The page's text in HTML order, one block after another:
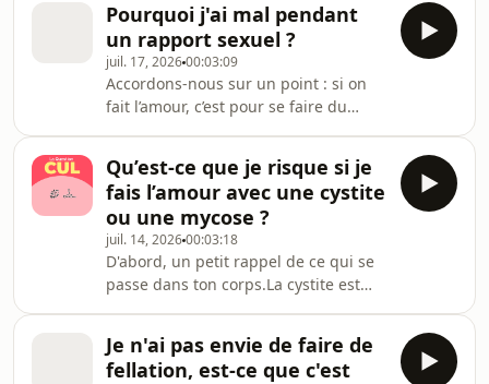
te tournes, tu vois qu’il dort déjà à
poings fermés.Le prends pas pour toi,
c’est biologique. On t’explique.
Hébergé par Audion. Visitez
https://www.audion.fm/fr/privacy-
policy pour plus d’informations.
Pourquoi j'ai mal pendant
un rapport sexuel ?
juil. 17, 202600:03:09
Accordons-nous sur un point : si on
fait l’amour, c’est pour se faire du
parfois, on peut avoir mal pendant un
rapport sexuel ? Hébergé par Audion.
Visitez
https://www.audion.fm/fr/privacy-
policy pour plus d’informations.
Qu’est-ce que je risque si je
fais l’amour avec une cystite
ou une mycose ?
juil. 14, 202600:03:18
D'abord, un petit rappel de ce qui se
passe dans ton corps.La cystite est
coli.Elle est inoffensive quand elle est
dans tes intestins et aux abords de
Je n'ai pas envie de faire de
fellation, est-ce que c'est